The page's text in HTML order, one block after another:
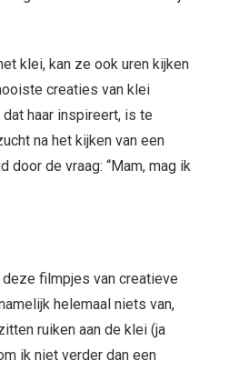
klei, kan ze ook uren kijken
creaties van klei
haar inspireert, is te
na het kijken van een
door de vraag: “Mam, mag ik
filmpjes van creatieve
helemaal niets van,
ruiken aan de klei (ja
ik niet verder dan een